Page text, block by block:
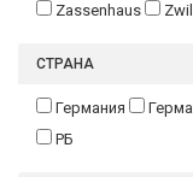
Zassenhaus
СТРАНА
Германия
РБ